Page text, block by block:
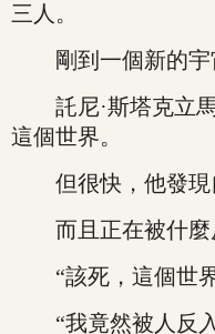
三人。
剛到一個新的宇
託尼·斯塔克立馬
這個世界。
但很快，他發現
而且正在被什麼
“該死，這個世界
“我竟然被人反入